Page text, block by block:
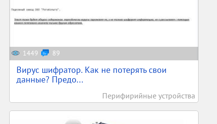
1449 89
Вирус шифратор. Как не потерять свои
данные? Предо...
Перифирийные устройства